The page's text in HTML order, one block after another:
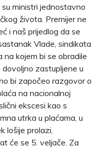
ministri jednostavno
života. Premijer ne
i naš prijedlog da se
Vlade, sindikata
na kojem bi se obradile
zastupljene u
bi započeo razgovor o
na nacionalnoj
ekscesi kao s
utrka u plaćama, u
lošije prolazi,
će se 5. veljače. Za